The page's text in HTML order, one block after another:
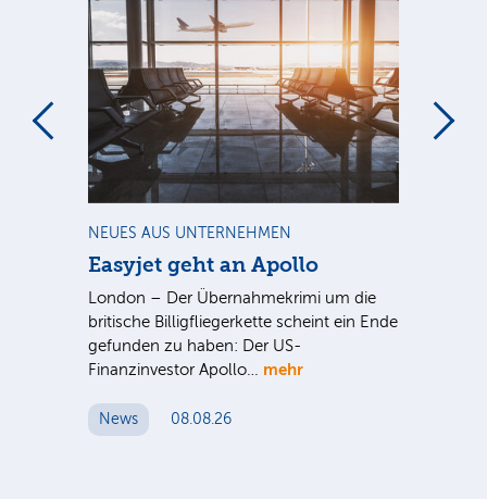
NEUES AUS UNTERNEHMEN
Easyjet geht an Apollo
London – Der Übernahmekrimi um die
britische Billigfliegerkette scheint ein Ende
gefunden zu haben: Der US-
Finanzinvestor Apollo… mehr
News 08.08.26